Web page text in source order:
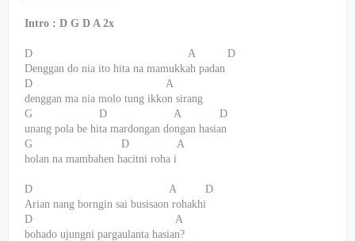
Intro : D G D A 2x
D A
D
Denggan do nia ito hita na mamukkah padan
D
A
denggan ma nia molo tung ikkon sirang
G
D A
D
unang pola be hita mardongan dongan hasian
G
D
A
holan na mambahen hacitni roha i
D A
D
Arian nang borngin sai busisaon rohakhi
D
A
bohado ujungni pargaulanta hasian?